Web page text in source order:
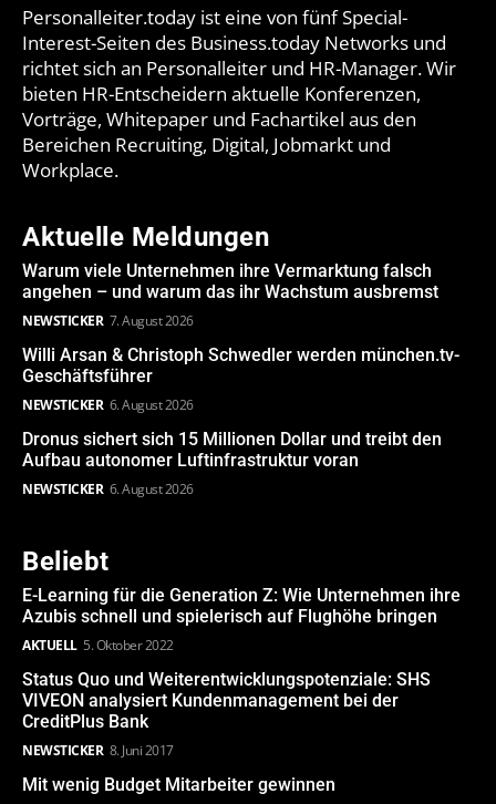
Personalleiter.today ist eine von fünf Special-
Interest-Seiten des Business.today Networks und
richtet sich an Personalleiter und HR-Manager. Wir
bieten HR-Entscheidern aktuelle Konferenzen,
Vorträge, Whitepaper und Fachartikel aus den
Bereichen Recruiting, Digital, Jobmarkt und
Workplace.
Aktuelle Meldungen
Warum viele Unternehmen ihre Vermarktung falsch
angehen – und warum das ihr Wachstum ausbremst
NEWSTICKER 7. August 2026
Willi Arsan & Christoph Schwedler werden münchen.tv-
Geschäftsführer
NEWSTICKER 6. August 2026
Dronus sichert sich 15 Millionen Dollar und treibt den
Aufbau autonomer Luftinfrastruktur voran
NEWSTICKER 6. August 2026
Beliebt
E-Learning für die Generation Z: Wie Unternehmen ihre
Azubis schnell und spielerisch auf Flughöhe bringen
AKTUELL 5. Oktober 2022
Status Quo und Weiterentwicklungspotenziale: SHS
VIVEON analysiert Kundenmanagement bei der
CreditPlus Bank
NEWSTICKER 8. Juni 2017
Mit wenig Budget Mitarbeiter gewinnen